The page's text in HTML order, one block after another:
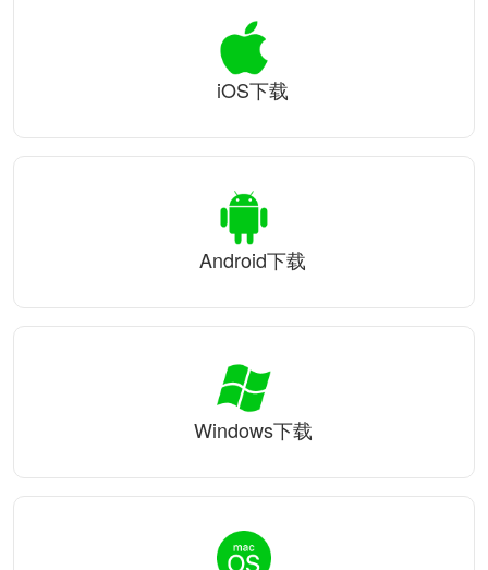
iOS下载
Android下载
Windows下载